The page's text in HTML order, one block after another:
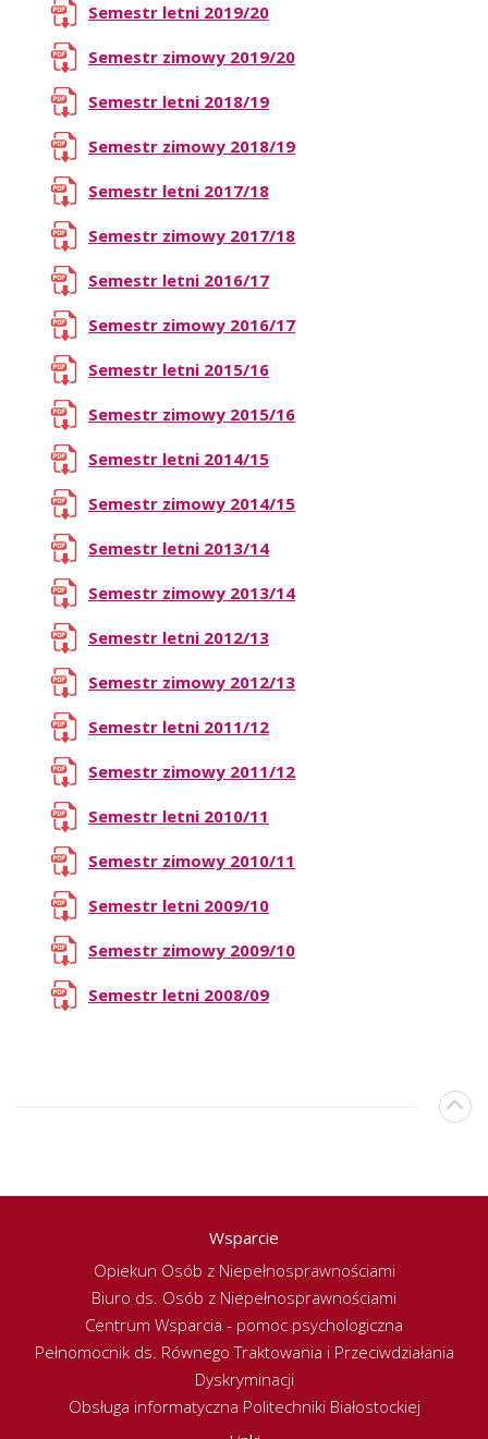
Semestr letni 2019/20
Semestr zimowy 2019/20
Semestr letni 2018/19
Semestr zimowy 2018/19
Semestr letni 2017/18
Semestr zimowy 2017/18
Semestr letni 2016/17
Semestr zimowy 2016/17
Semestr letni 2015/16
Semestr zimowy 2015/16
Semestr letni 2014/15
Semestr zimowy 2014/15
Semestr letni 2013/14
Semestr zimowy 2013/14
Semestr letni 2012/13
Semestr zimowy 2012/13
Semestr letni 2011/12
Semestr zimowy 2011/12
Semestr letni 2010/11
Semestr zimowy 2010/11
Semestr letni 2009/10
Semestr zimowy 2009/10
Semestr letni 2008/09
Wsparcie
Opiekun Osób z Niepełnosprawnościami
Biuro ds. Osób z Niepełnosprawnościami
Centrum Wsparcia - pomoc psychologiczna
Pełnomocnik ds. Równego Traktowania i Przeciwdziałania
Dyskryminacji
Obsługa informatyczna Politechniki Białostockiej